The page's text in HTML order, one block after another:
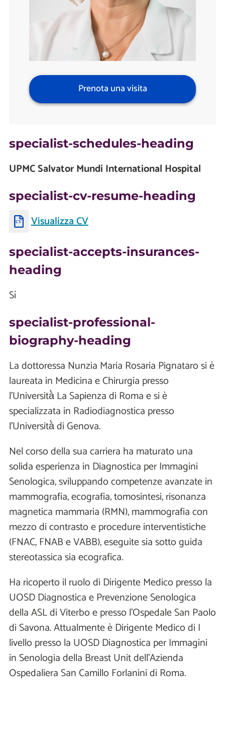
Prenota una visita
specialist-schedules-heading
UPMC Salvator Mundi International Hospital
specialist-cv-resume-heading
Visualizza CV
specialist-accepts-insurances-
heading
Sí
specialist-professional-
biography-heading
La dottoressa Nunzia Maria Rosaria Pignataro si è
laureata in Medicina e Chirurgia presso
l’Università̀ La Sapienza di Roma e si è
specializzata in Radiodiagnostica presso
l’Università̀ di Genova.
Nel corso della sua carriera ha maturato una
solida esperienza in Diagnostica per Immagini
Senologica, sviluppando competenze avanzate in
mammografia, ecografia, tomosintesi, risonanza
magnetica mammaria (RMN), mammografia con
mezzo di contrasto e procedure interventistiche
(FNAC, FNAB e VABB), eseguite sia sotto guida
stereotassica sia ecografica.
Ha ricoperto il ruolo di Dirigente Medico presso la
UOSD Diagnostica e Prevenzione Senologica
della ASL di Viterbo e presso l’Ospedale San Paolo
di Savona. Attualmente è Dirigente Medico di I
livello presso la UOSD Diagnostica per Immagini
in Senologia della Breast Unit dell’Azienda
Ospedaliera San Camillo Forlanini di Roma.